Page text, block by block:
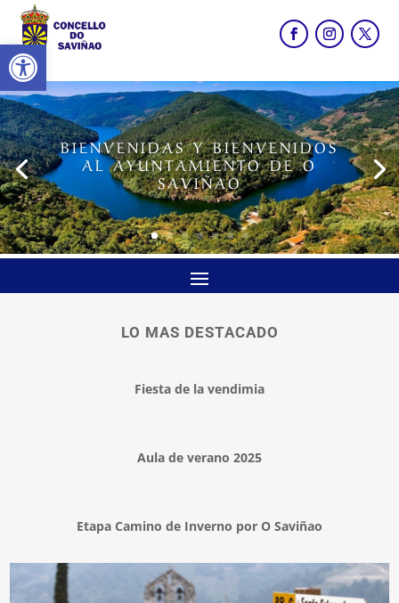
Abrir barra de herramientas
BIENVENIDAS Y BIENVENIDOS
AL AYUNTAMIENTO DE O
SAVIÑAO
LO MAS DESTACADO
Fiesta de la vendimia
Aula de verano 2025
Etapa Camino de Inverno por O Saviñao